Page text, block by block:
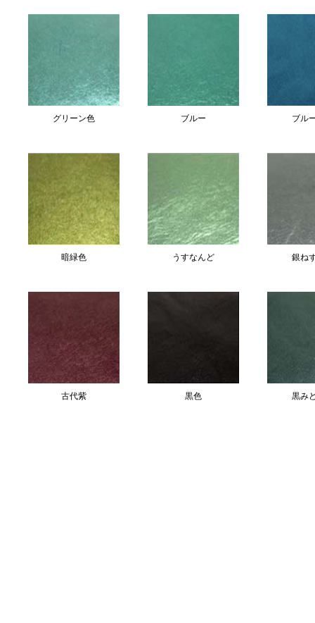
グリーン色 ブルー ブル
暗緑色 うすなんど 銀ね
古代紫 黒色 黒み